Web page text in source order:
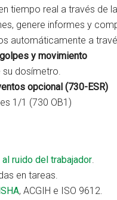
tiempo real a través de
genere informes y
automáticamente a
y movimiento
su dosímetro.
opcional (730-ESR)
1/1 (730 OB1)
ruido del trabajador.
en tareas.
, ACGIH e ISO 9612.